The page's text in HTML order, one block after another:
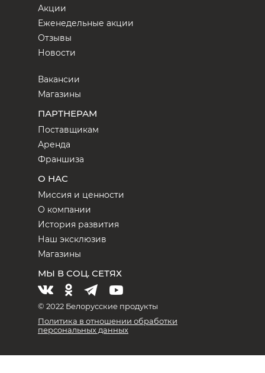
Акции
Еженедельные акции
Отзывы
Новости
Вакансии
Магазины
ПАРТНЕРАМ
Поставщикам
Аренда
Франшиза
О НАС
Миссия и ценности
О компании
История развития
Наш эксклюзив
Магазины
МЫ В СОЦ. СЕТЯХ
© 2022 Белорусские продукты
Политика в отношении обработки
персональных данных